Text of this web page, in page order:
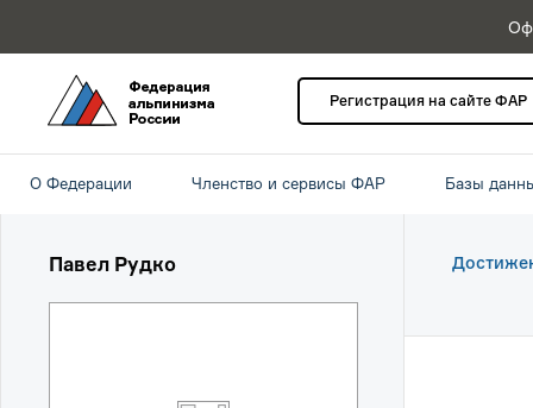
Регистрация на сайте ФАР
О Федерации Членство и сервисы ФАР Базы
Павел Рудко